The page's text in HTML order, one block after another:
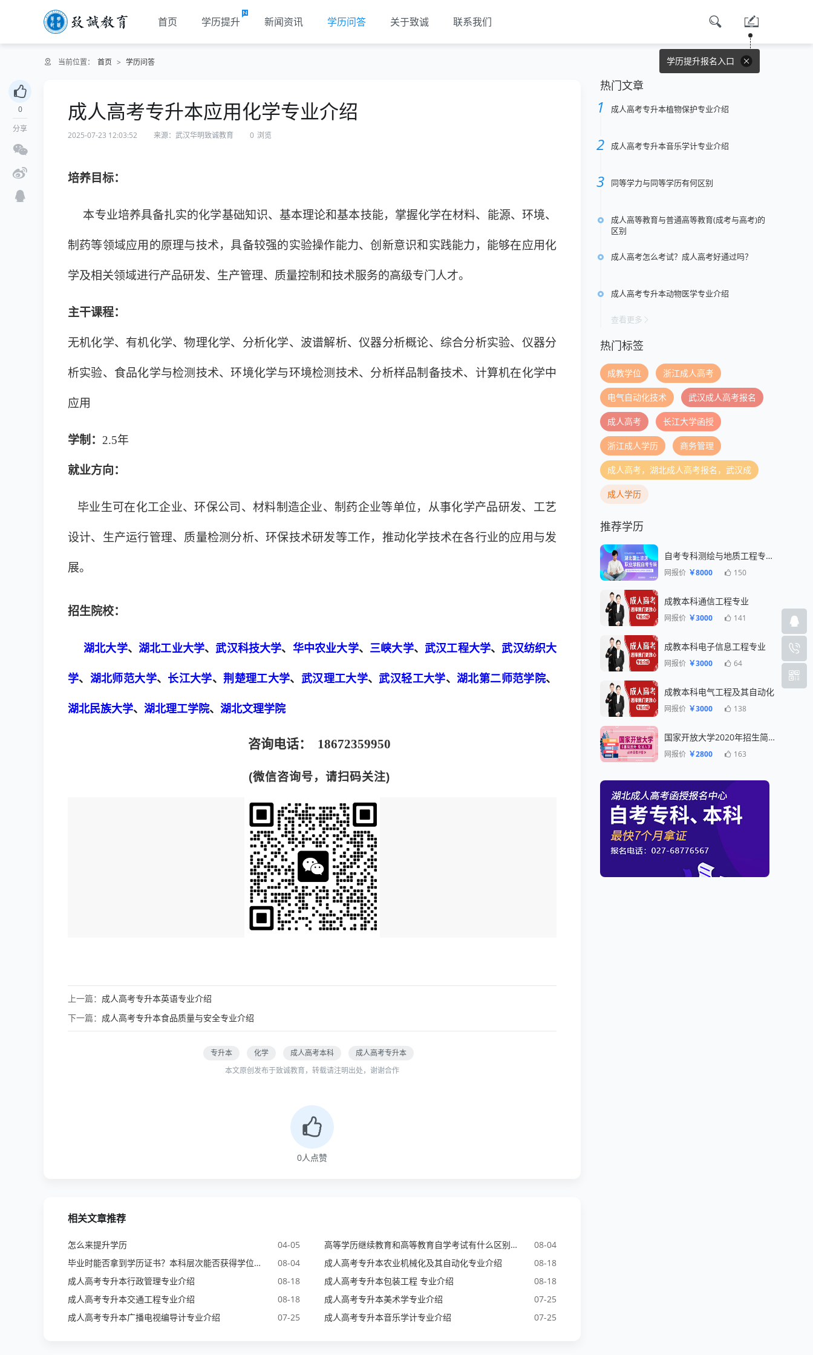
首页 学历提升 新闻资讯 学历问答 关于致诚 联系我们
学历提升报名入口
当前位置： 首页 > 学历问答
0
分享
成人高考专升本应用化学专业介绍
2025-07-23 12:03:52 来源：武汉华明致诚教育 0 浏览
培养目标：
本专业培养具备扎实的化学基础知识、基本理论和基本技能，掌握化学在材料、能源、环境、
制药等领域应用的原理与技术，具备较强的实验操作能力、创新意识和实践能力，能够在应用化
学及相关领域进行产品研发、生产管理、质量控制和技术服务的高级专门人才。
主干课程：
无机化学、有机化学、物理化学、分析化学、波谱解析、仪器分析概论、综合分析实验、仪器分
析实验、食品化学与检测技术、环境化学与环境检测技术、分析样品制备技术、计算机在化学中
应用
学制： 2.5年
就业方向：
毕业生可在化工企业、环保公司、材料制造企业、制药企业等单位，从事化学产品研发、工艺
设计、生产运行管理、质量检测分析、环保技术研发等工作，推动化学技术在各行业的应用与发
展。
招生院校：
湖北大学、 湖北工业大学、武汉科技大学、 华中农业大学、 三峡大学、武汉工程大学、武汉纺织大
学、 湖北师范大学、 长江大学、荆楚理工大学、 武汉理工大学、武汉轻工大学、湖北第二师范学院、
湖北民族大学、 湖北理工学院、 湖北文理学院
咨询电话： 18672359950
(微信咨询号，请扫码关注)
上一篇： 成人高考专升本英语专业介绍
下一篇： 成人高考专升本食品质量与安全专业介绍
专升本 化学 成人高考本科
成人高考专升本
本文原创发布于致诚教育，转载请注明出处，谢谢合作
0人点赞
相关文章推荐
04-05
怎么来提升学历 08-04
高等学历继续教育和高等教育自学考试有什么区别？
08-04
毕业时能否拿到学历证书？本科层次能否获得学位证书？ 08-18
成人高考专升本农业机械化及其自动化专业介绍
08-18
成人高考专升本行政管理专业介绍 08-18
成人高考专升本包装工程 专业介绍
08-18
成人高考专升本交通工程专业介绍 07-25
成人高考专升本美术学专业介绍
07-25
成人高考专升本广播电视编导计专业介绍 07-25
成人高考专升本音乐学计专业介绍
热门文章
成人高考专升本植物保护专业介绍
成人高考专升本音乐学计专业介绍
同等学力与同等学历有何区别
成人高等教育与普通高等教育(成考与高考)的
区别
成人高考怎么考试？成人高考好通过吗？
成人高考专升本动物医学专业介绍
查看更多
热门标签
成教学位 浙江成人高考
电气自动化技术 武汉成人高考报名
成人高考 长江大学函授
浙江成人学历 商务管理
成人高考，湖北成人高考报名，武汉成
成人学历
推荐学历
自考专科测绘与地质工程专业一年毕业
网报价 ￥8000 150
成教本科通信工程专业
网报价 ￥3000 141
成教本科电子信息工程专业
网报价 ￥3000 64
成教本科电气工程及其自动化
网报价 ￥3000 138
国家开放大学2020年招生简章
网报价 ￥2800 163